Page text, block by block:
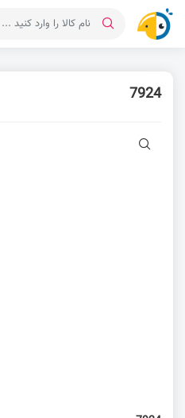
7924